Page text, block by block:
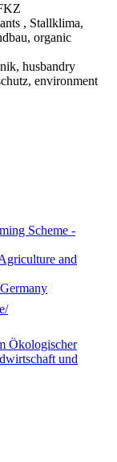
, Stallklima,
organic
husbandry
environment
Scheme -
and
Ökologischer
und